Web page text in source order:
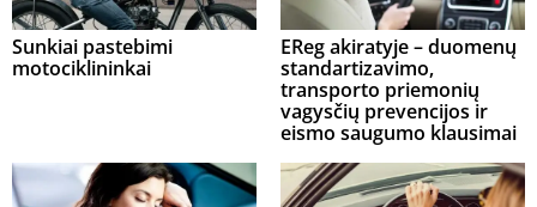
Sunkiai pastebimi
motociklininkai
EReg akiratyje – duomenų
standartizavimo,
transporto priemonių
vagysčių prevencijos ir
eismo saugumo klausimai